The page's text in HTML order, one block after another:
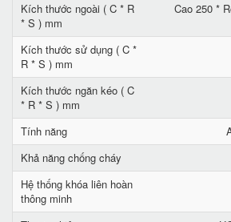
Kích thước ngoài ( C * R
* S ) mm
Cao 250 *
Kích thước sử dụng ( C *
R * S ) mm
Kích thước ngăn kéo ( C
* R * S ) mm
Tính năng
Khả năng chống cháy
Hệ thống khóa liên hoàn
thông minh